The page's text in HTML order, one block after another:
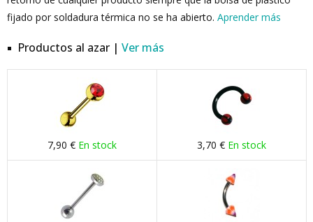
fijado por soldadura térmica no se ha abierto. Aprender más
Productos al azar | Ver más
7,90 € En stock 3,70 € En stock